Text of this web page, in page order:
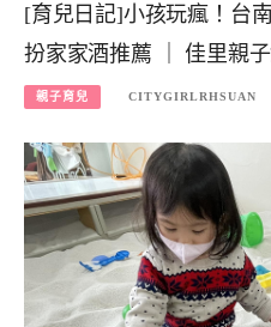
[育兒日記]小孩玩瘋！台
扮家家酒推薦 ｜ 佳里親
親子育兒 CITYGIRLRHSUAN